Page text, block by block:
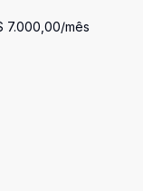
7.000,00/mês